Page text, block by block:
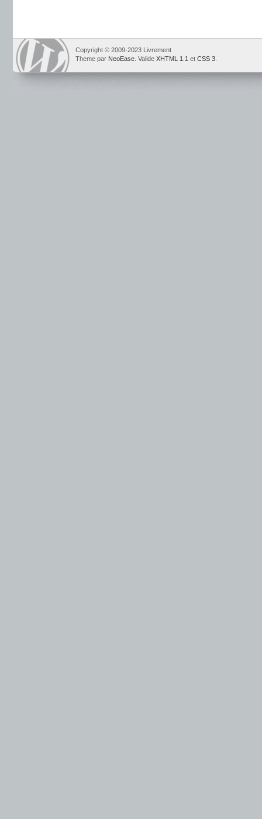
Copyright © 2009-2023 Livrement
Theme par NeoEase . Valide XHTML 1.1 et CSS 3